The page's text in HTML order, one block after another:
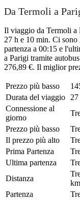
Da Termoli a
Il viaggio da Termoli a
27 h e 10 min. Ci
partenza a 00:15 e
a Parigi tramite
276,89 €. Il miglior
Prezzo più basso
Durata del viaggio
Connessione al
giorno
Prezzo più basso
Il prezzo più alto
Prima Partenza
Ultima partenza
Distanza
km
Partenza